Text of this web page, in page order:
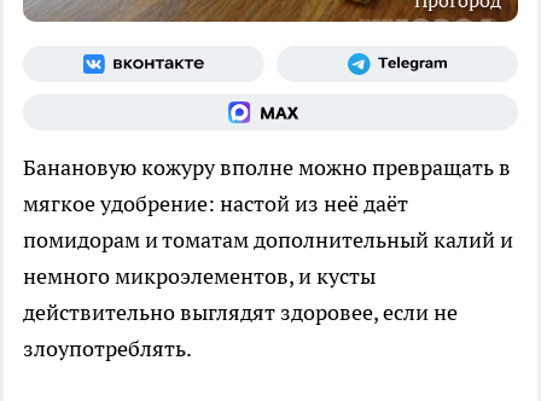
Банановую кожуру вполне можно превращать в
мягкое удобрение: настой из неё даёт
помидорам и томатам дополнительный калий и
немного микроэлементов, и кусты
действительно выглядят здоровее, если не
злоупотреблять.